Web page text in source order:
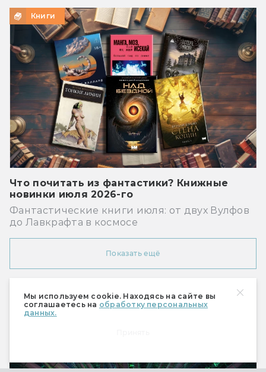
Мы используем cookie. Находясь на сайте вы
соглашаетесь на обработку персональных
данных.
Книги
Что почитать из фантастики? Книжные
новинки июля 2026-го
Фантастические книги июля: от двух Вулфов
до Лавкрафта в космосе
Показать ещё
Рекомендуем